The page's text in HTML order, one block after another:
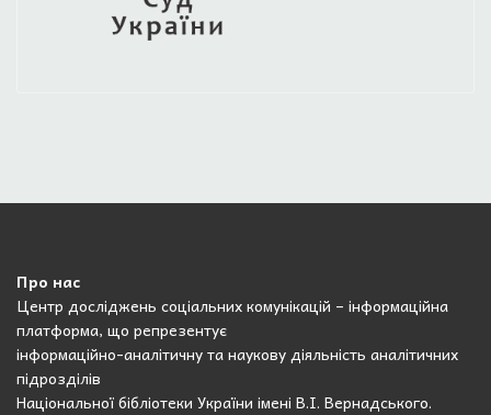
Про нас
Центр досліджень соціальних комунікацій – інформаційна
платформа, що репрезентує
інформаційно-аналітичну та наукову діяльність аналітичних
підрозділів
Національної бібліотеки України імені В.І. Вернадського.